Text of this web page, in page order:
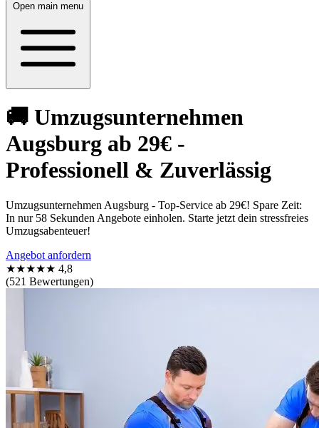
Open main menu
🚚 Umzugsunternehmen
Augsburg ab 29€ -
Professionell & Zuverlässig
Umzugsunternehmen Augsburg - Top-Service ab 29€! Spare Zeit:
In nur 58 Sekunden Angebote einholen. Starte jetzt dein stressfreies
Umzugsabenteuer!
Angebot anfordern
★★★★★ 4,8
(521 Bewertungen)